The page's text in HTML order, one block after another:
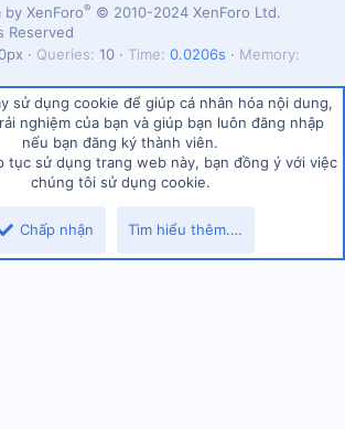
XenForo® © 2010-2024 XenForo Ltd.
Reserved
Queries 10 Time 0.0206s
Memory
sử dụng cookie để giúp cá nhân hóa nội dung,
nghiệm của bạn và giúp bạn luôn đăng nhập
nếu bạn đăng ký thành viên.
tục sử dụng trang web này, bạn đồng ý với việc
chúng tôi sử dụng cookie.
Chấp nhận Tìm hiểu thêm.…